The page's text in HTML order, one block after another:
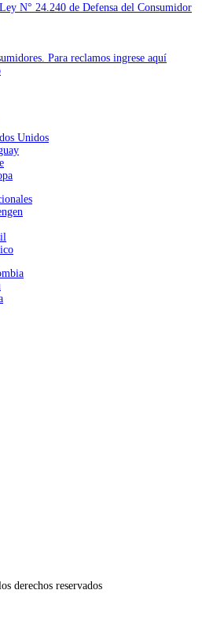
N° 24.240 de Defensa del Consumidor
Para reclamos ingrese aquí
Unidos
derechos reservados